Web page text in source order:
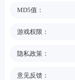
MD5值：
游戏权限：
隐私政策：
意见反馈：